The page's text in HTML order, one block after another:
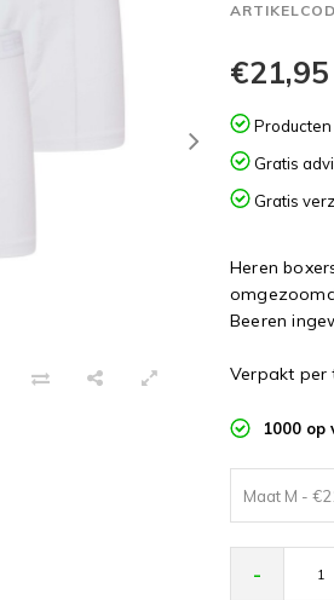
€21,95
Gratis
Gratis
Heren
Beeren
Verpakt per
1000 op
Maat M -
-